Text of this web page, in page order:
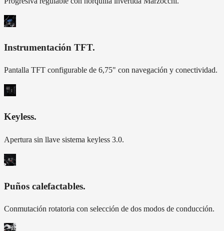
Instrumentación TFT.
Pantalla TFT configurable de 6,75" con navegación y conectividad.
Keyless.
Apertura sin llave sistema keyless 3.0.
Puños calefactables.
Conmutación rotatoria con selección de dos modos de conducción.